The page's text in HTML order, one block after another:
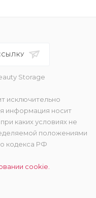
Storage
исключительно
информация носит
каких условиях не
положениями
кодекса РФ
cookie.